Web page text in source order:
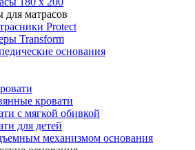
для матрасов
Protect
Transform
основания
кровати
с мягкой обивкой
для детей
механизмом основания